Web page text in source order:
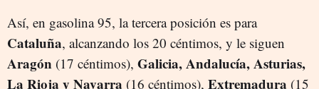
Así, en gasolina 95, la tercera posición es para
Cataluña, alcanzando los 20 céntimos, y le siguen
Aragón (17 céntimos), Galicia, Andalucía, Asturias,
La Rioja y Navarra (16 céntimos), Extremadura (15